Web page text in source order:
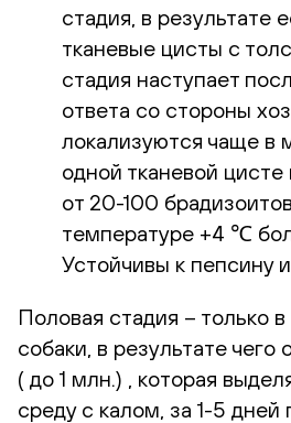
стадия, в результате
тканевые цисты с
стадия наступает
ответа со стороны
локализуются чаще
одной тканевой цисте
от 20-100
температуре +4 ℃
Устойчивы к пепсину
Половая стадия – только
собаки, в результате чего
( до 1 млн.) , которая
среду с калом, за 1-5 дней